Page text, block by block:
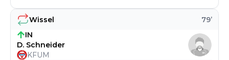
Wissel 79’
IN
D. Schneider
KFUM